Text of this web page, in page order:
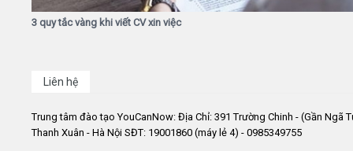
3 quy tắc vàng khi viết CV xin việc
Liên hệ
Trung tâm đào tạo YouCanNow: Địa Chỉ: 391 Trường Chinh - (Gần Ngã
Thanh Xuân - Hà Nội SĐT: 19001860 (máy lẻ 4) - 0985349755